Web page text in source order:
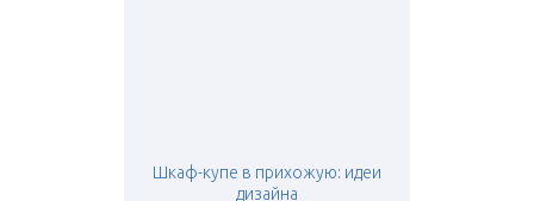
Шкаф-купе в прихожую: идеи
дизайна